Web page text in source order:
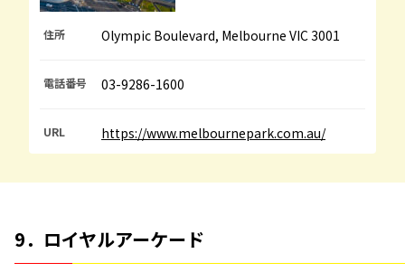
住所 Olympic Boulevard, Melbourne VIC 3001
電話番号 03-9286-1600
URL https://www.melbournepark.com.au/
9．ロイヤルアーケード